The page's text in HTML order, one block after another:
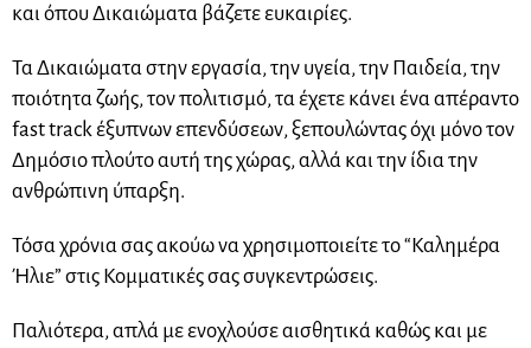
και όπου Δικαιώματα βάζετε ευκαιρίες.
Τα Δικαιώματα στην εργασία, την υγεία, την Παιδεία, την
ποιότητα ζωής, τον πολιτισμό, τα έχετε κάνει ένα απέραντο
fast track έξυπνων επενδύσεων, ξεπουλώντας όχι μόνο τον
Δημόσιο πλούτο αυτή της χώρας, αλλά και την ίδια την
ανθρώπινη ύπαρξη.
Τόσα χρόνια σας ακούω να χρησιμοποιείτε το “Καλημέρα
Ήλιε” στις Κομματικές σας συγκεντρώσεις.
Παλιότερα, απλά με ενοχλούσε αισθητικά καθώς και με